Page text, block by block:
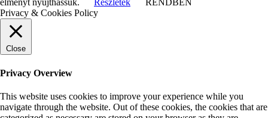
élményt nyújthassuk.
Részletek
RENDBEN
Privacy & Cookies Policy
Close
Privacy Overview
This website uses cookies to improve your experience while you
navigate through the website. Out of these cookies, the cookies that are